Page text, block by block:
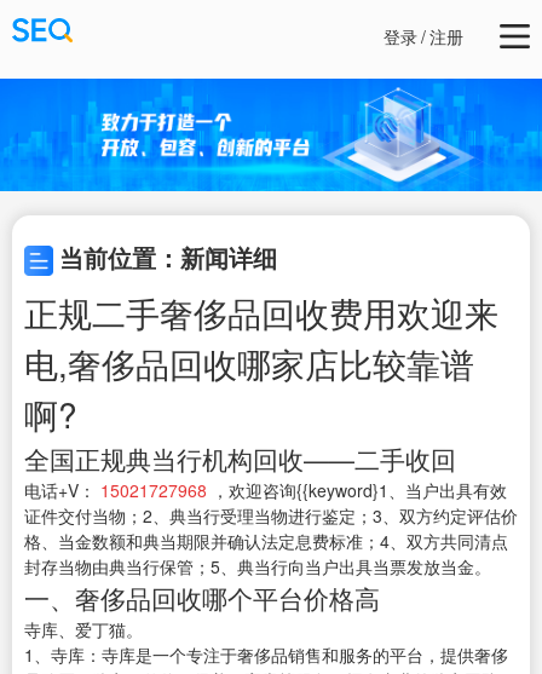
登录/注册
当前位置：新闻详细
正规二手奢侈品回收费用欢迎来
电,奢侈品回收哪家店比较靠谱
啊?
全国正规典当行机构回收——二手收回
电话+V： 15021727968 ，欢迎咨询{{keyword}1、当户出具有效
证件交付当物；2、典当行受理当物进行鉴定；3、双方约定评估价
格、当金数额和典当期限并确认法定息费标准；4、双方共同清点
封存当物由典当行保管；5、典当行向当户出具当票发放当金。
一、奢侈品回收哪个平台价格高
寺库、爱丁猫。
1、寺库：寺库是一个专注于奢侈品销售和服务的平台，提供奢侈